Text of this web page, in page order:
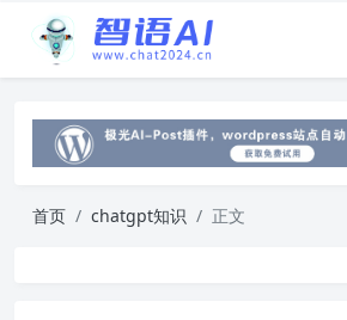
首页 chatgpt知识 正文